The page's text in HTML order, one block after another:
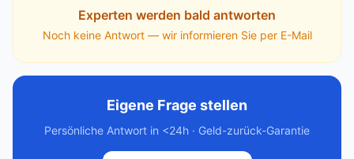
Experten werden bald antworten
Noch keine Antwort — wir informieren Sie per E-Mail
Eigene Frage stellen
Persönliche Antwort in <24h · Geld-zurück-Garantie